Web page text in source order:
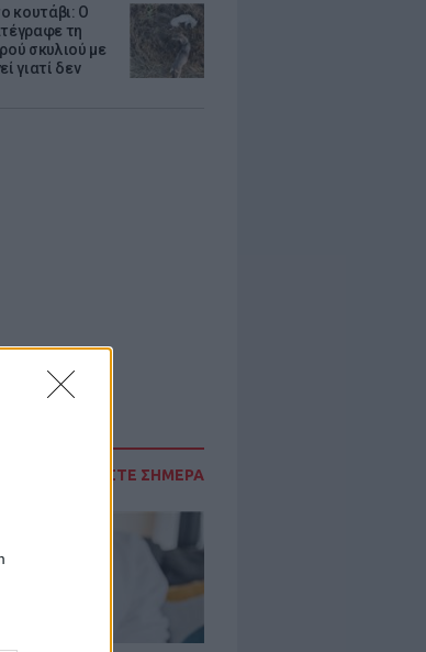
κουτάβι: Ο
τη
σκυλιού με
γιατί δεν
ΔΙΑΒΑΣΤΕ ΣΗΜΕΡΑ